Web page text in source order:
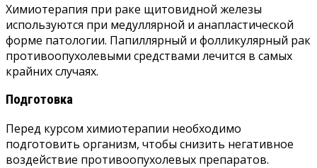
Химиотерапия при раке щитовидной железы
используются при медуллярной и анапластической
форме патологии. Папиллярный и фолликулярный рак
противоопухолевыми средствами лечится в самых
крайних случаях.
Подготовка
Перед курсом химиотерапии необходимо
подготовить организм, чтобы снизить негативное
воздействие противоопухолевых препаратов.